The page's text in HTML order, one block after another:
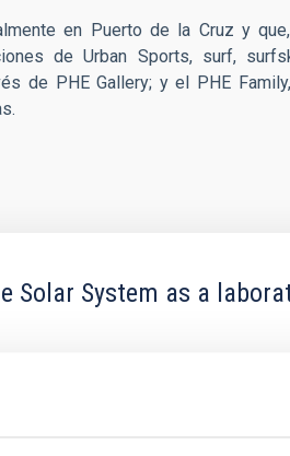
en Puerto de la Cruz y
de Urban Sports, surf,
de PHE Gallery; y el PHE
Solar System as a